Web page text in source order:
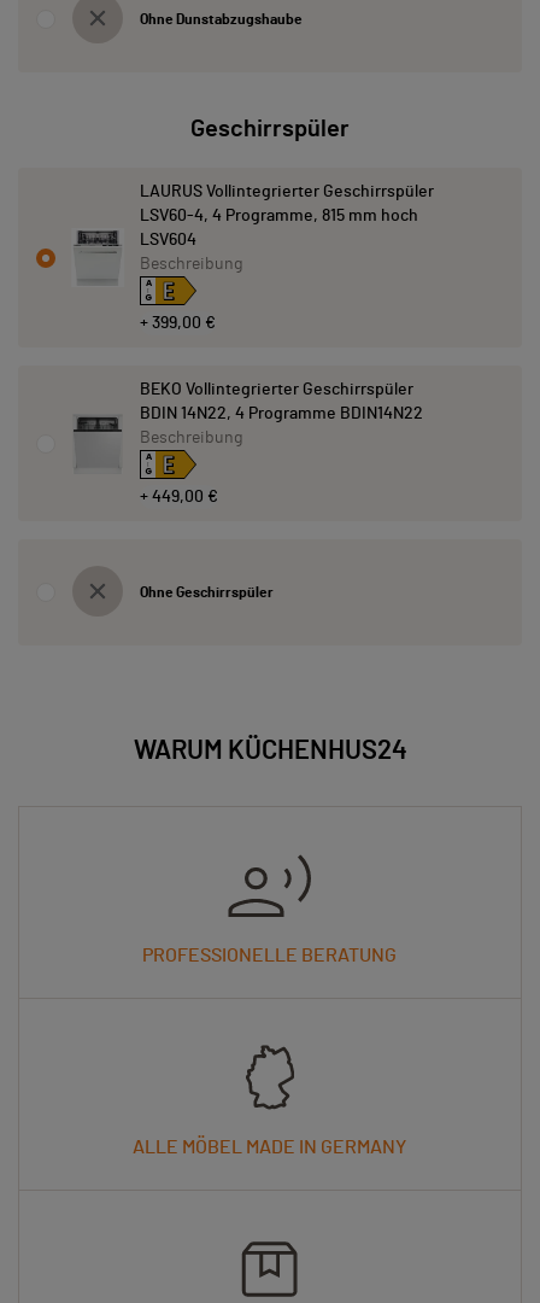
Ohne Dunstabzugshaube
Geschirrspüler
LAURUS Vollintegrierter Geschirrspüler
LSV60-4, 4 Programme, 815 mm hoch
LSV604
+ 399,00 €
A
↑
G E
Beschreibung
BEKO Vollintegrierter Geschirrspüler
BDIN 14N22, 4 Programme BDIN14N22
+ 449,00 €
A
↑
G E
Beschreibung
Ohne Geschirrspüler
WARUM KÜCHENHUS24
PROFESSIONELLE BERATUNG
ALLE MÖBEL MADE IN GERMANY